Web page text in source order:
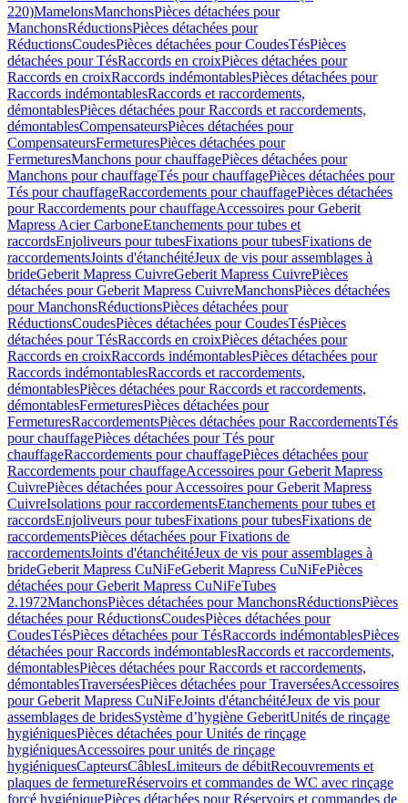
220)MamelonsManchonsPièces détachées pour
ManchonsRéductionsPièces détachées pour
RéductionsCoudesPièces détachées pour CoudesTésPièces
détachées pour TésRaccords en croixPièces détachées pour
Raccords en croixRaccords indémontablesPièces détachées pour
Raccords indémontablesRaccords et raccordements,
démontablesPièces détachées pour Raccords et raccordements,
démontablesCompensateursPièces détachées pour
CompensateursFermeturesPièces détachées pour
FermeturesManchons pour chauffagePièces détachées pour
Manchons pour chauffageTés pour chauffagePièces détachées pour
Tés pour chauffageRaccordements pour chauffagePièces détachées
pour Raccordements pour chauffageAccessoires pour Geberit
Mapress Acier CarboneEtanchements pour tubes et
raccordsEnjoliveurs pour tubesFixations pour tubesFixations de
raccordementsJoints d'étanchéitéJeux de vis pour assemblages à
brideGeberit Mapress CuivreGeberit Mapress CuivrePièces
détachées pour Geberit Mapress CuivreManchonsPièces détachées
pour ManchonsRéductionsPièces détachées pour
RéductionsCoudesPièces détachées pour CoudesTésPièces
détachées pour TésRaccords en croixPièces détachées pour
Raccords en croixRaccords indémontablesPièces détachées pour
Raccords indémontablesRaccords et raccordements,
démontablesPièces détachées pour Raccords et raccordements,
démontablesFermeturesPièces détachées pour
FermeturesRaccordementsPièces détachées pour RaccordementsTés
pour chauffagePièces détachées pour Tés pour
chauffageRaccordements pour chauffagePièces détachées pour
Raccordements pour chauffageAccessoires pour Geberit Mapress
CuivrePièces détachées pour Accessoires pour Geberit Mapress
CuivreIsolations pour raccordementsEtanchements pour tubes et
raccordsEnjoliveurs pour tubesFixations pour tubesFixations de
raccordementsPièces détachées pour Fixations de
raccordementsJoints d'étanchéitéJeux de vis pour assemblages à
brideGeberit Mapress CuNiFeGeberit Mapress CuNiFePièces
détachées pour Geberit Mapress CuNiFeTubes
2.1972ManchonsPièces détachées pour ManchonsRéductionsPièces
détachées pour RéductionsCoudesPièces détachées pour
CoudesTésPièces détachées pour TésRaccords indémontablesPièces
détachées pour Raccords indémontablesRaccords et raccordements,
démontablesPièces détachées pour Raccords et raccordements,
démontablesTraverséesPièces détachées pour TraverséesAccessoires
pour Geberit Mapress CuNiFeJoints d'étanchéitéJeux de vis pour
assemblages de bridesSystème d’hygiène GeberitUnités de rinçage
hygiéniquesPièces détachées pour Unités de rinçage
hygiéniquesAccessoires pour unités de rinçage
hygiéniquesCapteursCâblesLimiteurs de débitRecouvrements et
plaques de fermetureRéservoirs et commandes de WC avec rinçage
forcé hygiéniquePièces détachées pour Réservoirs et commandes de